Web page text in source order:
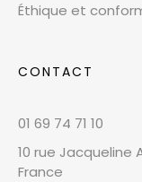
Éthique et
CONTACT
01 69 74 71 10
10 rue Jacqueline
France